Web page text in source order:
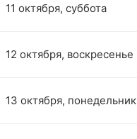
11 октября, суббота
12 октября, воскресенье
13 октября, понедельник